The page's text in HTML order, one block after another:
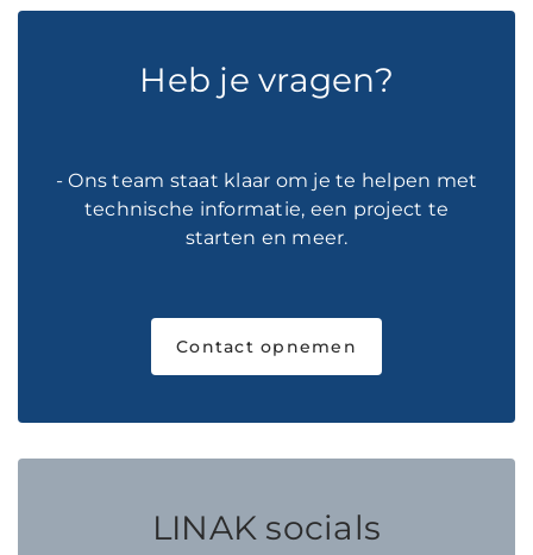
Heb je vragen?
- Ons team staat klaar om je te helpen met
technische informatie, een project te
starten en meer.
Contact opnemen
LINAK socials